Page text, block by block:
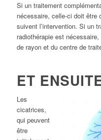
Si un traitement
nécessaire, celle-ci doit être
suivent l’intervention. Si un
radiothérapie est
de rayon et du centre de
ET
Les
cicatrices,
qui peuvent
être